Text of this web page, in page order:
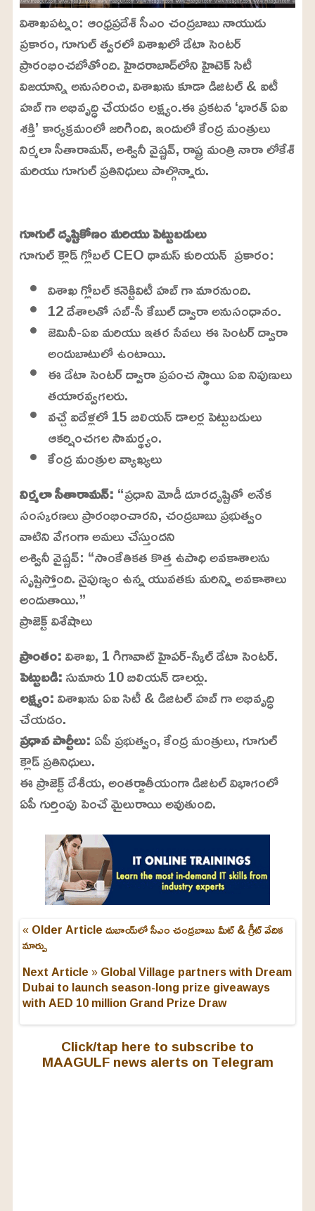
విశాఖపట్నం: ఆంధ్రప్రదేశ్ సీఎం చంద్రబాబు నాయుడు
ప్రకారం, గూగుల్ త్వరలో విశాఖలో డేటా సెంటర్
ప్రారంభించబోతోంది. హైదరాబాద్‌లోని హైటెక్ సిటీ
విజయాన్ని అనుసరించి, విశాఖను కూడా డిజిటల్ & ఐటీ
హబ్ గా అభివృద్ధి చేయడం లక్ష్యం.ఈ ప్రకటన ‘భారత్ ఏఐ
శక్తి’ కార్యక్రమంలో జరిగింది, ఇందులో కేంద్ర మంత్రులు
నిర్మలా సీతారామన్, అశ్వినీ వైష్ణవ్, రాష్ట్ర మంత్రి నారా లోకేశ్
మరియు గూగుల్ ప్రతినిధులు పాల్గొన్నారు.
U
n
m
u
t
a
d
e
d
2
.
9
9
%
గూగుల్ దృష్టికోణం మరియు పెట్టుబడులు
గూగుల్ క్లౌడ్ గ్లోబల్ CEO థామస్ కురియన్ ప్రకారం:
విశాఖ గ్లోబల్ కనెక్టివిటీ హబ్ గా మారనుంది.
12 దేశాలతో సబ్-సీ కేబుల్ ద్వారా అనుసంధానం.
జెమినీ-ఏఐ మరియు ఇతర సేవలు ఈ సెంటర్ ద్వారా
అందుబాటులో ఉంటాయి.
ఈ డేటా సెంటర్ ద్వారా ప్రపంచ స్థాయి ఏఐ నిపుణులు
తయారవ్వగలరు.
వచ్చే ఐదేళ్లలో 15 బిలియన్ డాలర్ల పెట్టుబడులు
ఆకర్షించగల సామర్థ్యం.
కేంద్ర మంత్రుల వ్యాఖ్యలు
నిర్మలా సీతారామన్:“ప్రధాని మోడీ దూరదృష్టితో అనేక
సంస్కరణలు ప్రారంభించారని, చంద్రబాబు ప్రభుత్వం
వాటిని వేగంగా అమలు చేస్తుందని
అశ్వినీ వైష్ణవ్: “సాంకేతికత కొత్త ఉపాధి అవకాశాలను
సృష్టిస్తోంది. నైపుణ్యం ఉన్న యువతకు మరిన్ని అవకాశాలు
అందుతాయి.”
ప్రాజెక్ట్ విశేషాలు
ప్రాంతం:విశాఖ, 1 గిగావాట్ హైపర్-స్కేల్ డేటా సెంటర్.
పెట్టుబడి:సుమారు 10 బిలియన్ డాలర్లు.
లక్ష్యం:విశాఖను ఏఐ సిటీ & డిజిటల్ హబ్ గా అభివృద్ధి
చేయడం.
ప్రధాన పార్టీలు:ఏపీ ప్రభుత్వం, కేంద్ర మంత్రులు, గూగుల్
క్లౌడ్ ప్రతినిధులు.
ఈ ప్రాజెక్ట్ దేశీయ, అంతర్జాతీయంగా డిజిటల్ విభాగంలో
ఏపీ గుర్తింపు పెంచే మైలురాయి అవుతుంది.
« Older Articleదుబాయ్‌లో సీఎం చంద్రబాబు మీట్ & గ్రీట్ వేదిక
మార్పు
Next Article »Global Village partners with Dream
Dubai to launch season-long prize giveaways
with AED 10 million Grand Prize Draw
Click/tap here to subscribe to
MAAGULF news alerts on Telegram